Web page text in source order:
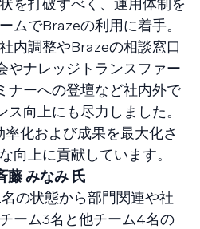
ムでBrazeの利用に着手。
内調整やBrazeの相談窓口
やナレッジトランスファー
ナーへの登壇など社内外で
向上にも尽力しました。
化および成果を最大化さ
向上に貢献しています。
みなみ 氏
の状態から部門関連や社
ーム3名と他チーム4名の